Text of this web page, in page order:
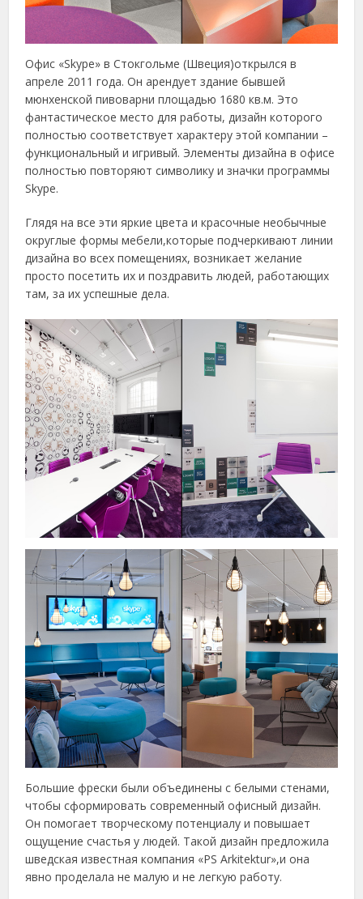
Офис «Skype» в Стокгольме (Швеция)открылся в
апреле 2011 года. Он арендует здание бывшей
мюнхенской пивоварни площадью 1680 кв.м. Это
фантастическое место для работы, дизайн которого
полностью соответствует характеру этой компании –
функциональный и игривый. Элементы дизайна в офисе
полностью повторяют символику и значки программы
Skype.
Глядя на все эти яркие цвета и красочные необычные
округлые формы мебели,которые подчеркивают линии
дизайна во всех помещениях, возникает желание
просто посетить их и поздравить людей, работающих
там, за их успешные дела.
Большие фрески были объединены с белыми стенами,
чтобы сформировать современный офисный дизайн.
Он помогает творческому потенциалу и повышает
ощущение счастья у людей. Такой дизайн предложила
шведская известная компания «PS Arkitektur»,и она
явно проделала не малую и не легкую работу.